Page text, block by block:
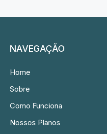
NAVEGAÇÃO
Home
Sobre
Como Funciona
Nossos Planos